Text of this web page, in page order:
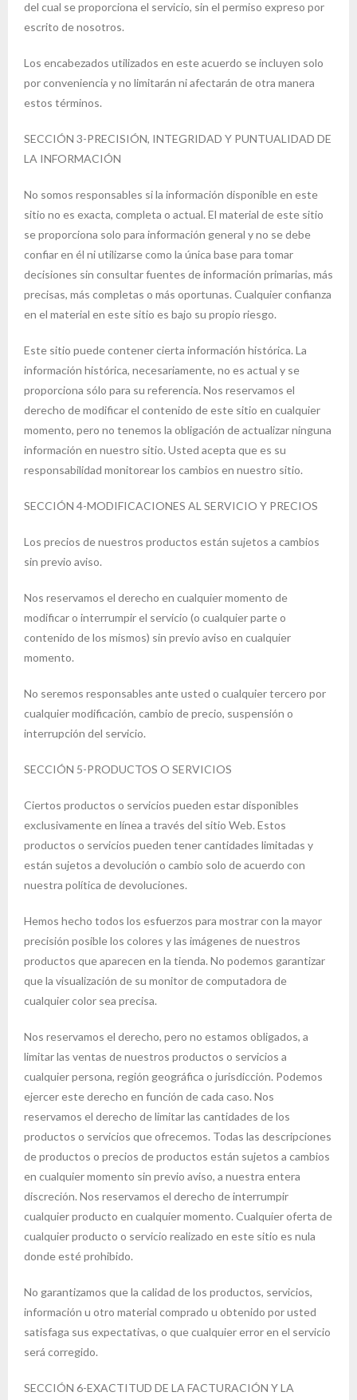
del cual se proporciona el servicio, sin el permiso expreso por
escrito de nosotros.
Los encabezados utilizados en este acuerdo se incluyen solo
por conveniencia y no limitarán ni afectarán de otra manera
estos términos.
SECCIÓN 3-PRECISIÓN, INTEGRIDAD Y PUNTUALIDAD DE
LA INFORMACIÓN
No somos responsables si la información disponible en este
sitio no es exacta, completa o actual. El material de este sitio
se proporciona solo para información general y no se debe
confiar en él ni utilizarse como la única base para tomar
decisiones sin consultar fuentes de información primarias, más
precisas, más completas o más oportunas. Cualquier confianza
en el material en este sitio es bajo su propio riesgo.
Este sitio puede contener cierta información histórica. La
información histórica, necesariamente, no es actual y se
proporciona sólo para su referencia. Nos reservamos el
derecho de modificar el contenido de este sitio en cualquier
momento, pero no tenemos la obligación de actualizar ninguna
información en nuestro sitio. Usted acepta que es su
responsabilidad monitorear los cambios en nuestro sitio.
SECCIÓN 4-MODIFICACIONES AL SERVICIO Y PRECIOS
Los precios de nuestros productos están sujetos a cambios
sin previo aviso.
Nos reservamos el derecho en cualquier momento de
modificar o interrumpir el servicio (o cualquier parte o
contenido de los mismos) sin previo aviso en cualquier
momento.
No seremos responsables ante usted o cualquier tercero por
cualquier modificación, cambio de precio, suspensión o
interrupción del servicio.
SECCIÓN 5-PRODUCTOS O SERVICIOS
Ciertos productos o servicios pueden estar disponibles
exclusivamente en línea a través del sitio Web. Estos
productos o servicios pueden tener cantidades limitadas y
están sujetos a devolución o cambio solo de acuerdo con
nuestra política de devoluciones.
Hemos hecho todos los esfuerzos para mostrar con la mayor
precisión posible los colores y las imágenes de nuestros
productos que aparecen en la tienda. No podemos garantizar
que la visualización de su monitor de computadora de
cualquier color sea precisa.
Nos reservamos el derecho, pero no estamos obligados, a
limitar las ventas de nuestros productos o servicios a
cualquier persona, región geográfica o jurisdicción. Podemos
ejercer este derecho en función de cada caso. Nos
reservamos el derecho de limitar las cantidades de los
productos o servicios que ofrecemos. Todas las descripciones
de productos o precios de productos están sujetos a cambios
en cualquier momento sin previo aviso, a nuestra entera
discreción. Nos reservamos el derecho de interrumpir
cualquier producto en cualquier momento. Cualquier oferta de
cualquier producto o servicio realizado en este sitio es nula
donde esté prohibido.
No garantizamos que la calidad de los productos, servicios,
información u otro material comprado u obtenido por usted
satisfaga sus expectativas, o que cualquier error en el servicio
será corregido.
SECCIÓN 6-EXACTITUD DE LA FACTURACIÓN Y LA